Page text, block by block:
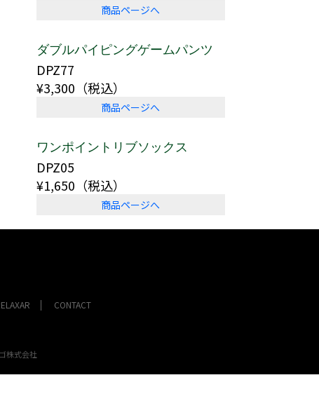
商品ページへ
ダブルパイピングゲームパンツ
DPZ77
¥3,300（税込）
商品ページへ
ワンポイントリブソックス
DPZ05
¥1,650（税込）
商品ページへ
CONTACT
株式会社